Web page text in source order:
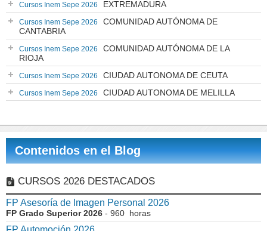
Cursos Inem Sepe 2026 EXTREMADURA
Cursos Inem Sepe 2026
COMUNIDAD AUTÓNOMA DE
CANTABRIA
Cursos Inem Sepe 2026
COMUNIDAD AUTÓNOMA DE LA
RIOJA
Cursos Inem Sepe 2026 CIUDAD AUTONOMA DE CEUTA
Cursos Inem Sepe 2026 CIUDAD AUTONOMA DE MELILLA
Contenidos en el Blog
CURSOS 2026 DESTACADOS
FP Asesoría de Imagen Personal 2026
FP Grado Superior 2026 - 960 horas